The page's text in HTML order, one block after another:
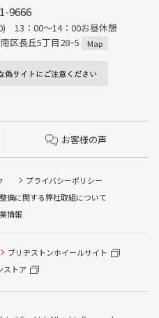
9666
13：00～14：00お昼休憩
区長丘5丁目28ｰ5
Map
お客様の声
プライバシーポリシー
備に関する弊社取組について
情報
ブリヂストンホイールサイト
ストア
履き替え/オイル交換/その他